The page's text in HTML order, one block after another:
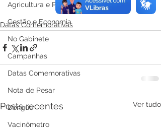
Agricultura e Produção
Gestão e Economia
No Gabinete
Campanhas
Datas Comemorativas
Nota de Pesar
Dengue
Vacinômetro
Datas Comemorativas
Posts recentes Ver tudo